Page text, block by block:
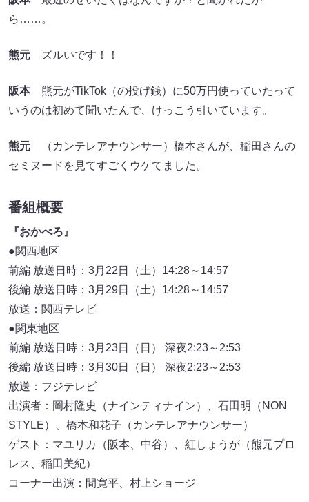
ら……。
熊元 ズルいです！！
阪本熊元がTikTok（の投げ銭）に50万円使っていたって
いうのは初めて聞いたんで、けっこう引いています。
熊元 （カンテレアナウンサー）橋本さんが、稲田さんの
セミヌードを見てすごくウケてました。
番組概要
『おかべろ』
●関西地区
前編 放送日時：3月22日（土）14:28～14:57
後編 放送日時：3月29日（土）14:28～14:57
放送：関西テレビ
●関東地区
前編 放送日時：3月23日（日） 深夜2:23～2:53
後編 放送日時：3月30日（日） 深夜2:23～2:53
放送：フジテレビ
出演者：岡村隆史（ナインティナイン）、石田明（NON
STYLE）、橋本和花子（カンテレアナウンサー）
ゲスト：マユリカ（阪本、中谷）、紅しょうが（熊元プロ
レス、稲田美紀）
コーナー出演：間寛平、村上ショージ